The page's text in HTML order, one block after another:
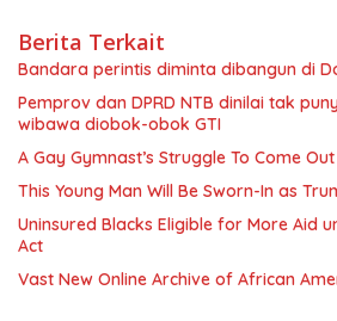
Berita Terkait
Bandara perintis diminta dibangun di
Pemprov dan DPRD NTB dinilai tak
wibawa diobok-obok GTI
A Gay Gymnast’s Struggle To Come
This Young Man Will Be Sworn-In as
Uninsured Blacks Eligible for More Aid
Act
Vast New Online Archive of African